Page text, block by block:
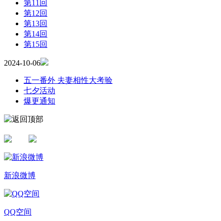
第11回
第12回
第13回
第14回
第15回
2024-10-06
五一番外 夫妻相性大考验
七夕活动
爆更通知
新浪微博
QQ空间